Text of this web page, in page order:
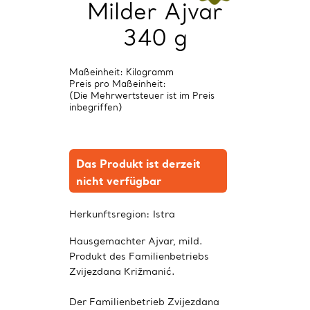
Milder Ajvar
340 g
Maßeinheit: Kilogramm
Preis pro Maßeinheit:
(Die Mehrwertsteuer ist im Preis
inbegriffen)
Das Produkt ist derzeit
nicht verfügbar
Herkunftsregion: Istra
Hausgemachter Ajvar, mild.
Produkt des Familienbetriebs
Zvijezdana Križmanić.
Der Familienbetrieb Zvijezdana